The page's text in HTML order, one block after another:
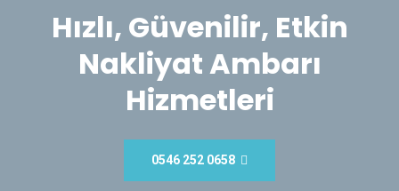
Hızlı, Güvenilir, Etkin
Nakliyat Ambarı
Hizmetleri
0546 252 0658